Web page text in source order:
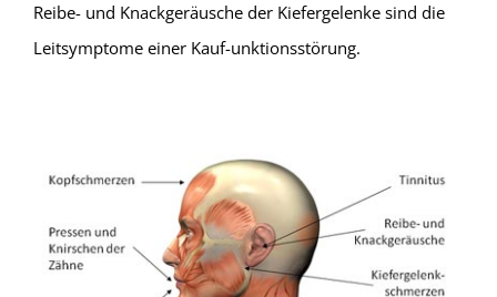
Reibe- und Knackgeräusche der Kiefergelenke sind die
Leitsymptome einer Kauf-unktionsstörung.